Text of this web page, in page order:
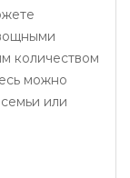
количеством
можно
или